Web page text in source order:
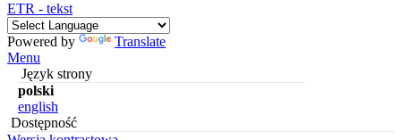
ETR - tekst
Powered by
Translate
Menu
Język strony
polski
english
Dostępność